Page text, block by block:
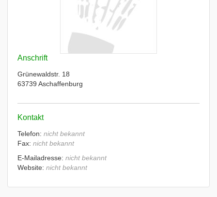
Anschrift
Grünewaldstr. 18
63739 Aschaffenburg
Kontakt
Telefon: nicht bekannt
Fax: nicht bekannt
E-Mailadresse: nicht bekannt
Website: nicht bekannt